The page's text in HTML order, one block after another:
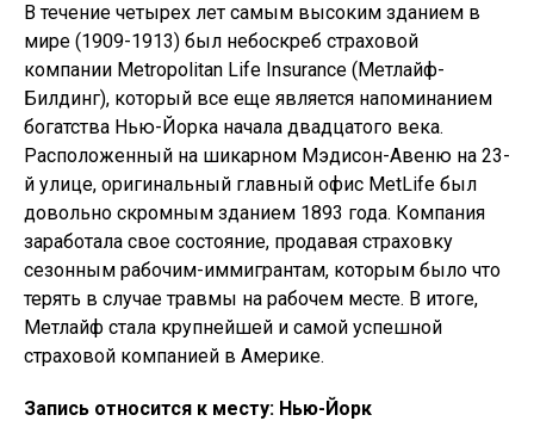
В течение четырех лет самым высоким зданием в
мире (1909-1913) был небоскреб страховой
компании Metropolitan Life Insurance (Метлайф-
Билдинг), который все еще является напоминанием
богатства Нью-Йорка начала двадцатого века.
Расположенный на шикарном Мэдисон-Авеню на 23-
й улице, оригинальный главный офис MetLife был
довольно скромным зданием 1893 года. Компания
заработала свое состояние, продавая страховку
сезонным рабочим-иммигрантам, которым было что
терять в случае травмы на рабочем месте. В итоге,
Метлайф стала крупнейшей и самой успешной
страховой компанией в Америке.
Запись относится к месту: Нью-Йорк